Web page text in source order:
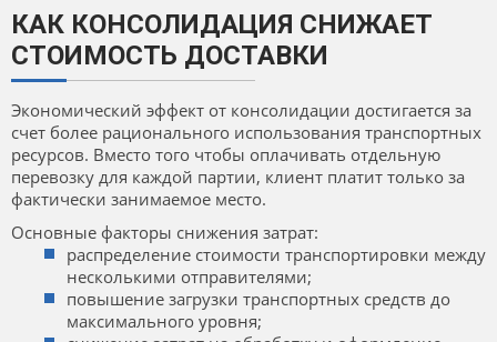
КАК КОНСОЛИДАЦИЯ СНИЖАЕТ
СТОИМОСТЬ ДОСТАВКИ
Экономический эффект от консолидации достигается за
счет более рационального использования транспортных
ресурсов. Вместо того чтобы оплачивать отдельную
перевозку для каждой партии, клиент платит только за
фактически занимаемое место.
Основные факторы снижения затрат:
распределение стоимости транспортировки между
несколькими отправителями;
повышение загрузки транспортных средств до
максимального уровня;